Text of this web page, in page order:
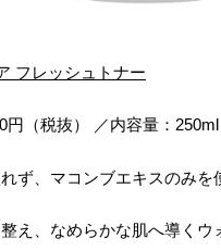
フレッシュトナー
円（税抜） ／内容量：250ml
ず、マコンブエキスのみを
え、なめらかな肌へ導くウ